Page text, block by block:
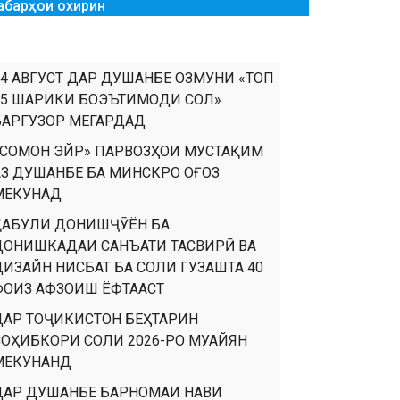
охирин
АВГУСТ ДАР ДУШАНБЕ ОЗМУНИ «ТОП
ШАРИКИ БОЭЪТИМОДИ СОЛ»
МЕГАРДАД
ЭЙР» ПАРВОЗҲОИ МУСТАҚИМ
ДУШАНБЕ БА МИНСКРО ОҒОЗ
ДОНИШҶӮЁН БА
САНЪАТИ ТАСВИРӢ ВА
НИСБАТ БА СОЛИ ГУЗАШТА 40
АФЗОИШ ЁФТААСТ
ТОҶИКИСТОН БЕҲТАРИН
СОЛИ 2026-РО МУАЙЯН
ДУШАНБЕ БАРНОМАИ НАВИ